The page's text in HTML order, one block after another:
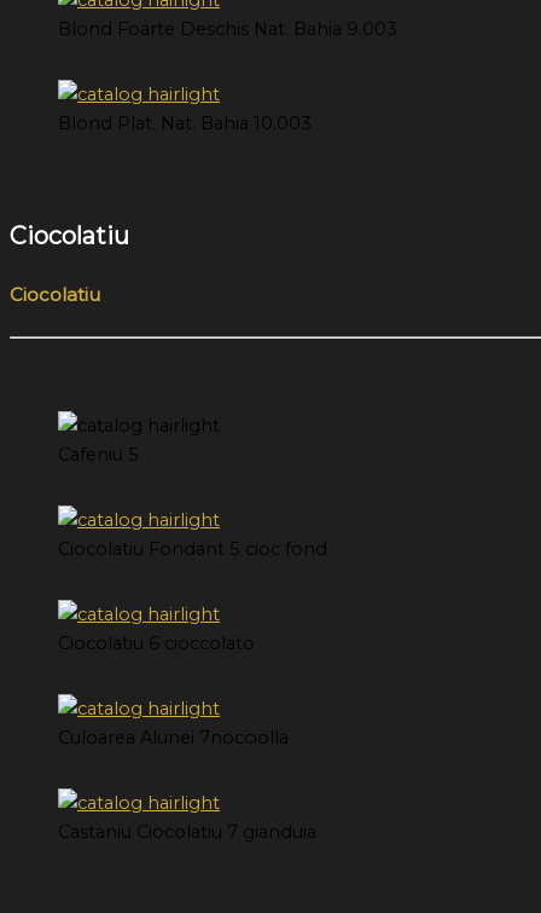
Blond Foarte Deschis Nat. Bahia 9.003
Blond Plat. Nat. Bahia 10.003
Ciocolatiu
Ciocolatiu
Cafeniu 5
Ciocolatiu Fondant 5 cioc fond
Ciocolatiu 6 cioccolato
Culoarea Alunei 7nocciolla
Castaniu Ciocolatiu 7 gianduia